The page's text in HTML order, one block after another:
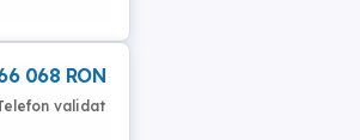
068 RON
validat